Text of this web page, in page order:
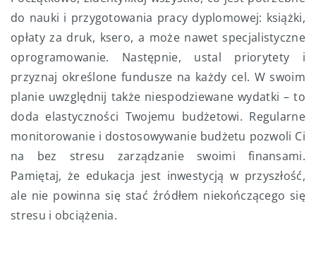
do nauki i przygotowania pracy dyplomowej: książki,
opłaty za druk, ksero, a może nawet specjalistyczne
oprogramowanie. Następnie, ustal priorytety i
przyznaj określone fundusze na każdy cel. W swoim
planie uwzględnij także niespodziewane wydatki – to
doda elastyczności Twojemu budżetowi. Regularne
monitorowanie i dostosowywanie budżetu pozwoli Ci
na bez stresu zarządzanie swoimi finansami.
Pamiętaj, że edukacja jest inwestycją w przyszłość,
ale nie powinna się stać źródłem niekończącego się
stresu i obciążenia.